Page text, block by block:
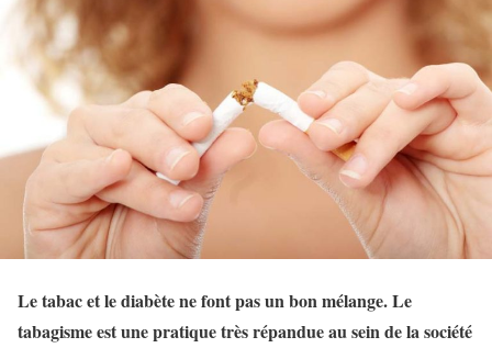
Le tabac et le diabète ne font pas un bon mélange. Le
tabagisme est une pratique très répandue au sein de la société